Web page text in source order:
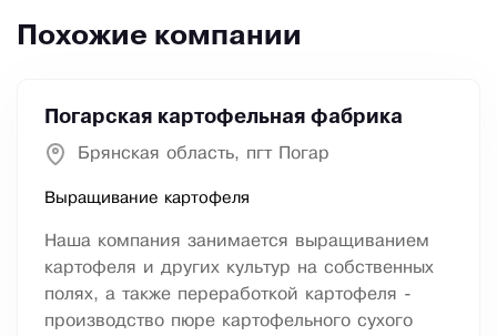
Похожие компании
Погарская картофельная фабрика
Брянская область, пгт Погар
Выращивание картофеля
Наша компания занимается выращиванием
картофеля и других культур на собственных
полях, а также переработкой картофеля -
производство пюре картофельного сухого